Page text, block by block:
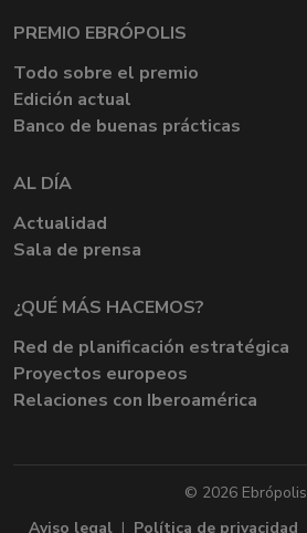
PREMIO EBRÓPOLIS
Todo sobre el premio
Edición actual
Banco de buenas prácticas
AL DÍA
Actualidad
Sala de prensa
¿QUÉ MÁS HACEMOS?
Red de planificación estratégica
Proyectos europeos
Relaciones con Iberoamérica
© 2026 Ebrópolis
Aviso legal| Política de privacidad